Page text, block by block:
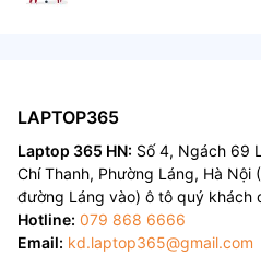
LAPTOP365
Laptop 365 HN: Số 4, Ngách 69
Chí Thanh, Phường Láng, Hà
đường Láng vào) ô tô quý khách
Hotline: 079 868 6666
Email: kd.laptop365@gmail.com